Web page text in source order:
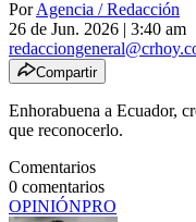
PorAgencia / Redacción
26 de Jun. 2026 | 3:40 am
Compartir
Enhorabuena a Ecuador,
que reconocerlo.
Comentarios
0 comentarios
OPINIÓNPRO